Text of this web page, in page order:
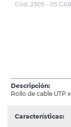
Cód. 2505 - 05
Descripción:
Rollo de cable UTP
Características: